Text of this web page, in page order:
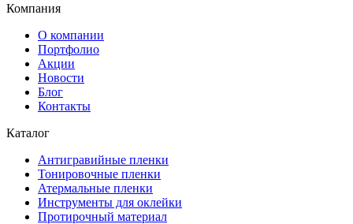
Компания
О компании
Портфолио
Акции
Новости
Блог
Контакты
Каталог
Антигравийные пленки
Тонировочные пленки
Атермальные пленки
Инструменты для оклейки
Протирочный материал